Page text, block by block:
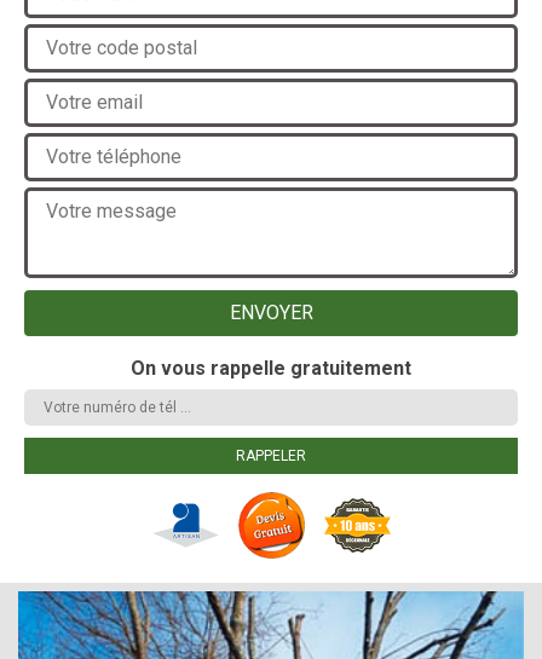
On vous rappelle gratuitement